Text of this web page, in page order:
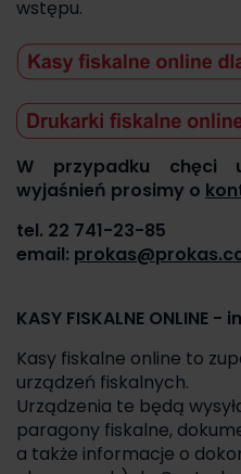
wstępu.
W przypadku chęci
wyjaśnień prosimy o
tel. 22 741-23-85
email:
KASY FISKALNE ONLINE
Kasy fiskalne online to
urządzeń fiskalnych.
Urządzenia te będą
paragony fiskalne,
a także informacje o